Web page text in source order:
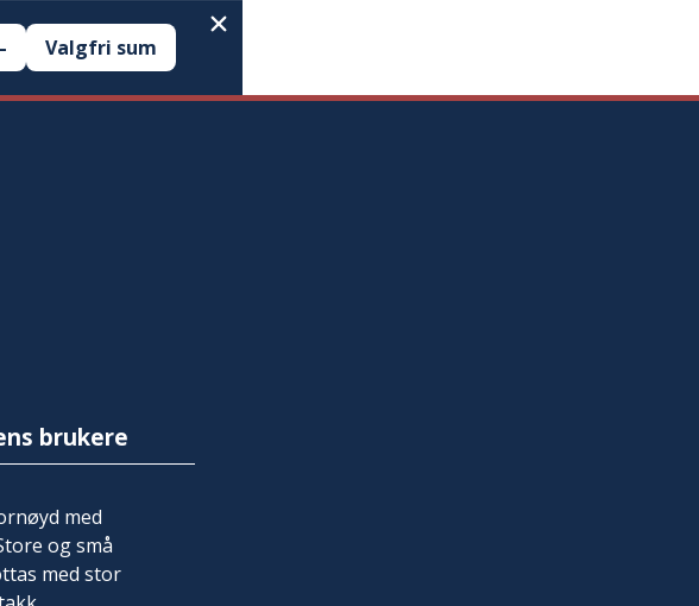
Valgfri sum
brukere
med
og små
med stor